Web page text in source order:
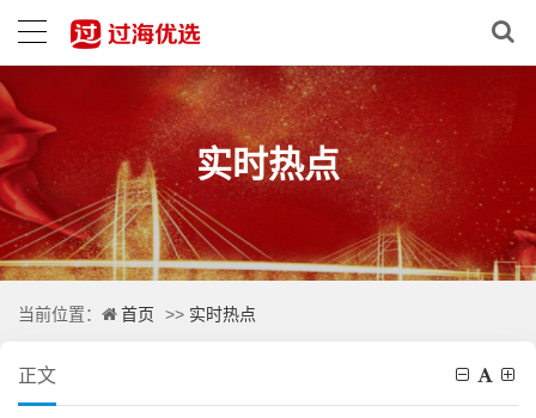
实时热点
当前位置： 首页 >> 实时热点
正文